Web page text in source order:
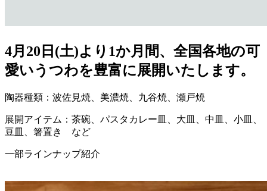
4月20日(土)より1か月間、全国各地の可
愛いうつわを豊富に展開いたします。
陶器種類：波佐見焼、美濃焼、九谷焼、瀬戸焼
展開アイテム：茶碗、パスタカレー皿、大皿、中皿、小皿、
豆皿、箸置き など
一部ラインナップ紹介